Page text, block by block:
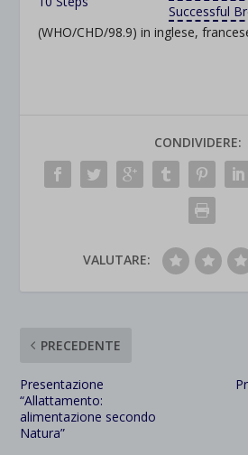
Successful
(WHO/CHD/98.9) in inglese,
CONDIVIDERE:
VALUTARE:
PRECEDENTE
Presentazione
“Allattamento:
alimentazione secondo
Natura”